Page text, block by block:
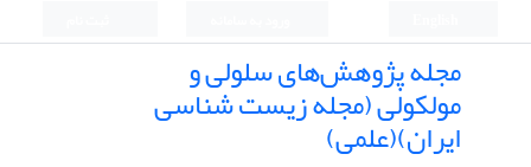
مجله پژوهش‌های سلولی و
مولکولی (مجله زیست شناسی
ایران)(علمی)